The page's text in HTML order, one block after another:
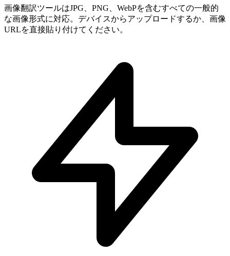
画像翻訳ツールはJPG、PNG、WebPを含むすべての一般的
な画像形式に対応。デバイスからアップロードするか、画像
URLを直接貼り付けてください。